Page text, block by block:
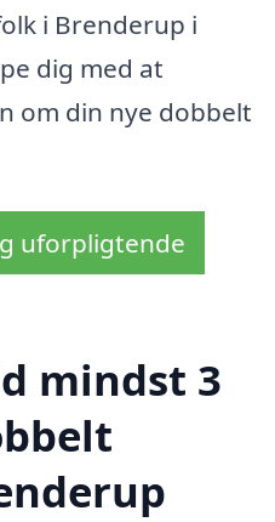
i Brenderup i
dig med at
om din nye dobbelt
uforpligtende
mindst 3